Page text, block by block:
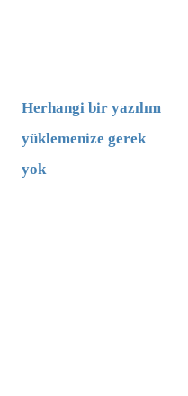
Herhangi bir yazılım
yüklemenize gerek
yok